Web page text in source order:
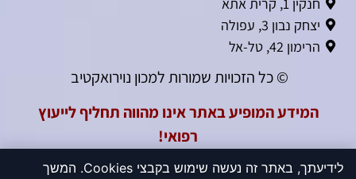
לידיעתך, באתר זה נעשה שימוש בקבצי Cookies. המשך
יצחק נבון 3, עפולה
הרימון 42, טל-אל
© כל הזכויות שמורות למכון נוירואקטיב
המידע המופיע באתר אינו מהווה תחליף לייעוץ
רפואי!
הצהרת פרטיות